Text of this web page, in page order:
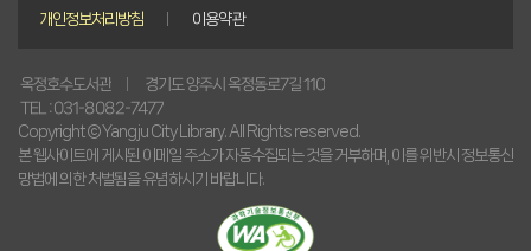
개인정보처리방침 이용약관
옥정호수도서관 경기도 양주시 옥정동로7길 110
TEL : 031-8082-7477
Copyright © Yangju City Library. All Rights reserved.
본 웹사이트에 게시된 이메일 주소가 자동수집되는 것을 거부하며, 이를 위반시 정보통신
망법에 의한 처벌됨을 유념하시기 바랍니다.